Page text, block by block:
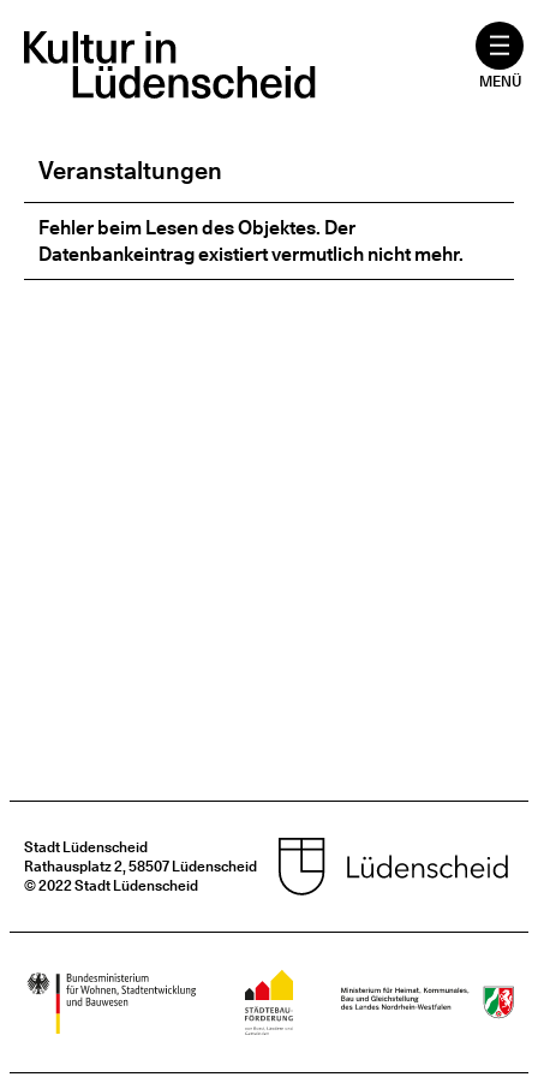
Inhalt
springen
MENÜ
Veranstaltungen
Fehler beim Lesen des Objektes. Der
Datenbankeintrag existiert vermutlich nicht mehr.
Stadt Lüdenscheid
Rathausplatz 2, 58507 Lüdenscheid
© 2022 Stadt Lüdenscheid